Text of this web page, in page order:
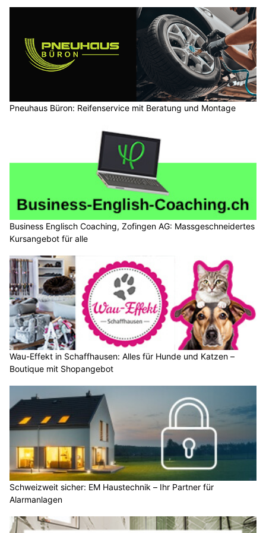
Pneuhaus Büron: Reifenservice mit Beratung und Montage
Business Englisch Coaching, Zofingen AG: Massgeschneidertes
Kursangebot für alle
Wau-Effekt in Schaffhausen: Alles für Hunde und Katzen –
Boutique mit Shopangebot
Schweizweit sicher: EM Haustechnik – Ihr Partner für
Alarmanlagen